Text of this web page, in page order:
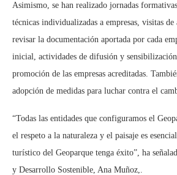
Asimismo, se han realizado jornadas
técnicas individualizadas a empresas, visitas de
revisar la documentación aportada por cada
inicial, actividades de difusión y
promoción de las empresas acreditadas.
adopción de medidas para luchar contra el
“Todas las entidades que configuramos el
el respeto a la naturaleza y el paisaje es
turístico del Geoparque tenga éxito”, ha
y Desarrollo Sostenible, Ana Muñoz,.